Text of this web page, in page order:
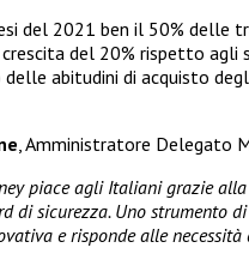
del 2021 ben il 50% delle
crescita del 20% rispetto
abitudini di acquisto
, Amministratore Delegato
piace agli Italiani grazie
di sicurezza. Uno strumento
e risponde alle necessità